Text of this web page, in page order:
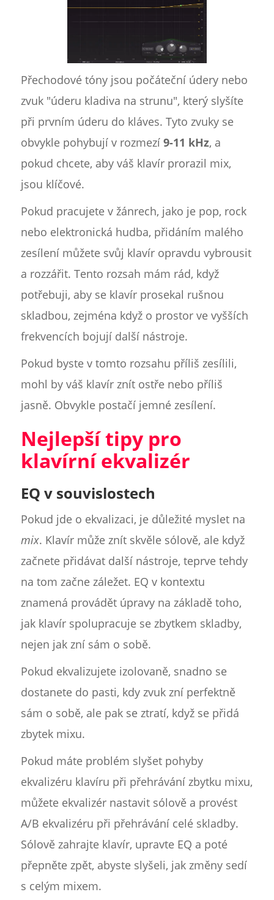
Přechodové tóny jsou počáteční údery nebo
zvuk "úderu kladiva na strunu", který slyšíte
při prvním úderu do kláves. Tyto zvuky se
obvykle pohybují v rozmezí 9-11 kHz, a
pokud chcete, aby váš klavír prorazil mix,
jsou klíčové.
Pokud pracujete v žánrech, jako je pop, rock
nebo elektronická hudba, přidáním malého
zesílení můžete svůj klavír opravdu vybrousit
a rozzářit. Tento rozsah mám rád, když
potřebuji, aby se klavír prosekal rušnou
skladbou, zejména když o prostor ve vyšších
frekvencích bojují další nástroje.
Pokud byste v tomto rozsahu příliš zesílili,
mohl by váš klavír znít ostře nebo příliš
jasně. Obvykle postačí jemné zesílení.
Nejlepší tipy pro
klavírní ekvalizér
EQ v souvislostech
Pokud jde o ekvalizaci, je důležité myslet na
mix. Klavír může znít skvěle sólově, ale když
začnete přidávat další nástroje, teprve tehdy
na tom začne záležet. EQ v kontextu
znamená provádět úpravy na základě toho,
jak klavír spolupracuje se zbytkem skladby,
nejen jak zní sám o sobě.
Pokud ekvalizujete izolovaně, snadno se
dostanete do pasti, kdy zvuk zní perfektně
sám o sobě, ale pak se ztratí, když se přidá
zbytek mixu.
Pokud máte problém slyšet pohyby
ekvalizéru klavíru při přehrávání zbytku mixu,
můžete ekvalizér nastavit sólově a provést
A/B ekvalizéru při přehrávání celé skladby.
Sólově zahrajte klavír, upravte EQ a poté
přepněte zpět, abyste slyšeli, jak změny sedí
s celým mixem.